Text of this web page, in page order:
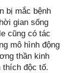
bị mắc bệnh
gian sống
cũng có tác
mô hình động
thần kinh
thích độc tố.